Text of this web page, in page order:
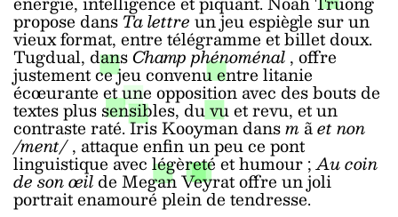
propose dansTa lettreun jeu espiègle sur un
vieux format, entre télégramme et billet doux.
Tugdual, dansChamp phénoménal, offre
justement ce jeu convenu entre litanie
écœurante et une opposition avec des bouts de
textes plus sensibles, du vu et revu, et un
contraste raté. Iris Kooyman dansmãet non
/ment/, attaque enfin un peu ce pont
linguistique avec légèreté et humour ;Au coin
de son œilde Megan Veyrat offre un joli
portrait enamouré plein de tendresse.